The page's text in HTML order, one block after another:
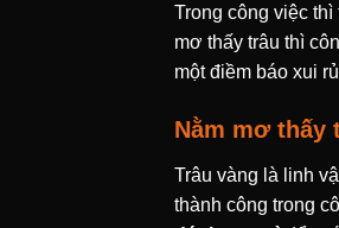
Trong công việc
mơ thấy trâu thì
một điềm báo xui
Nằm mơ thấy
Trâu vàng là linh
thành công trong